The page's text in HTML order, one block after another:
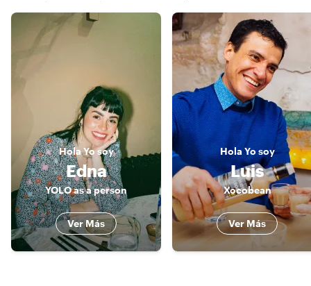
Hola Yo soy
Edna
YOLO as a person
Ver Más
Hola Yo soy
Luis
Xocobean
Ver Más